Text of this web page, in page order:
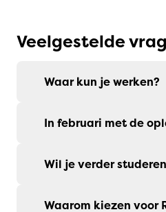
Veelgestelde
Waar kun je werken?
In februari met de
Wil je verder
Waarom kiezen voor